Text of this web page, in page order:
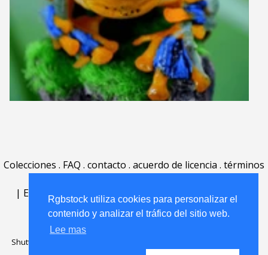
Rgbstock utiliza cookies para personalizar el
contenido y analizar el tráfico del sitio web.
Lee mas
Colecciones . FAQ . contacto . acuerdo de licencia . términos
| English | Deutsch| Español Português
Nederlands|
Shutterstock official partner of Rgbstock
Rgbstock